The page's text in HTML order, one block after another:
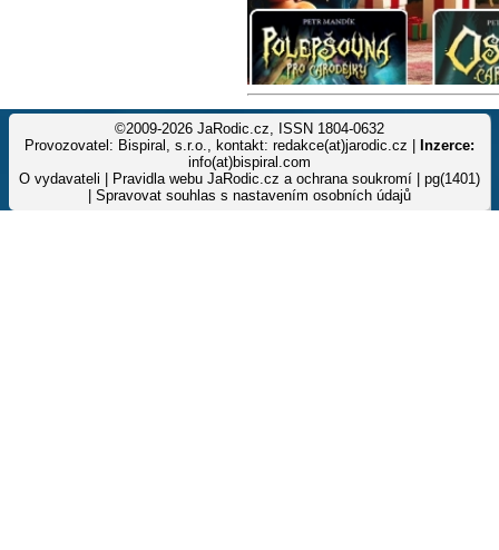
©2009-2026 JaRodic.cz, ISSN 1804-0632
Provozovatel: Bispiral, s.r.o., kontakt: redakce(at)jarodic.cz |
Inzerce:
info(at)bispiral.com
O vydavateli
Pravidla webu JaRodic.cz a ochrana soukromí | pg(1401)
Spravovat souhlas s nastavením osobních údajů